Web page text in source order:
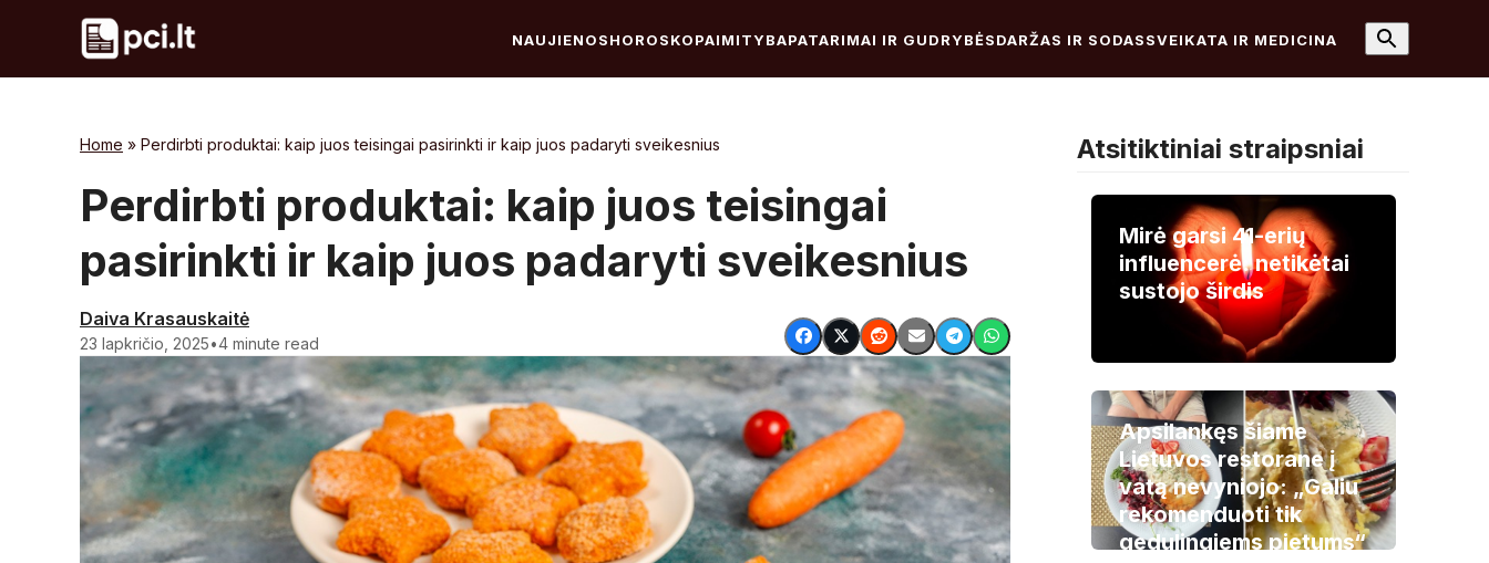
NAUJIENOSHOROSKOPAIMITYBAPATARIMAI IR GUDRYBĖSDARŽAS IR SODASSVEIKATA IR MEDICINA
Home » Perdirbti produktai: kaip juos teisingai pasirinkti ir kaip juos padaryti sveikesnius
Perdirbti produktai: kaip juos teisingai
pasirinkti ir kaip juos padaryti sveikesnius
Daiva Krasauskaitė
23 lapkričio, 2025•4 minute read
Atsitiktiniai straipsniai
Mirė garsi 41-erių
influencerė: netikėtai
sustojo širdis
Apsilankęs šiame
Lietuvos restorane į
vatą nevyniojo: „Galiu
rekomenduoti tik
gedulingiems pietums“